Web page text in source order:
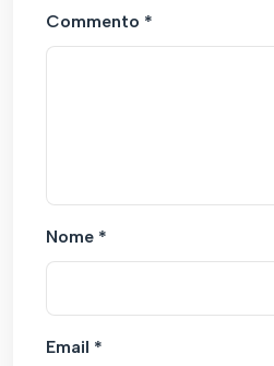
Commento *
Nome *
Email *